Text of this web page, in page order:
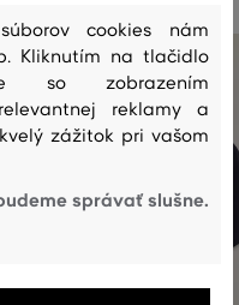
cookies nám
Kliknutím na tlačidlo
so zobrazením
reklamy a
zážitok pri vašom
správať slušne.